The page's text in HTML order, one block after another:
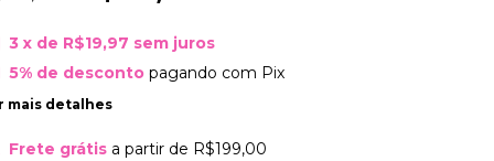
3 x de R$19,97 sem juros
5% de descontopagando com Pix
mais detalhes
Frete grátis a partir de R$199,00